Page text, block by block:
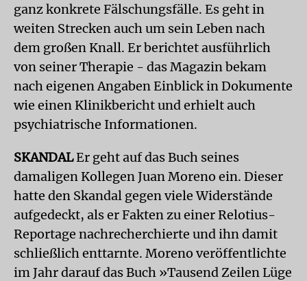
ganz konkrete Fälschungsfälle. Es geht in
weiten Strecken auch um sein Leben nach
dem großen Knall. Er berichtet ausführlich
von seiner Therapie - das Magazin bekam
nach eigenen Angaben Einblick in Dokumente
wie einen Klinikbericht und erhielt auch
psychiatrische Informationen.
SKANDALEr geht auf das Buch seines
damaligen Kollegen Juan Moreno ein. Dieser
hatte den Skandal gegen viele Widerstände
aufgedeckt, als er Fakten zu einer Relotius-
Reportage nachrecherchierte und ihn damit
schließlich enttarnte. Moreno veröffentlichte
im Jahr darauf das Buch »Tausend Zeilen Lüge